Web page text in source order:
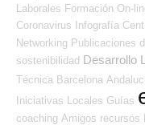
Laborales Formación On-
Coronavirus
Infografía
Networking Publicaciones
sostenibilidad Desarrollo
Técnica Barcelona
Iniciativas Locales Guías
coaching Amigos recursos